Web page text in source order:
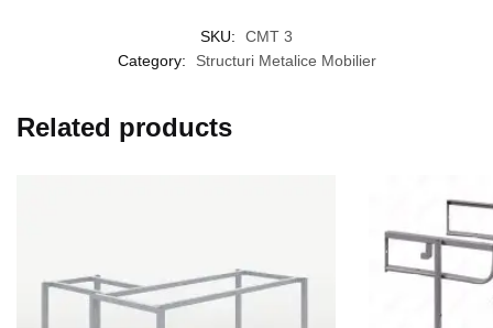
SKU:
CMT 3
Category:
Structuri Metalice Mobilier
Related products